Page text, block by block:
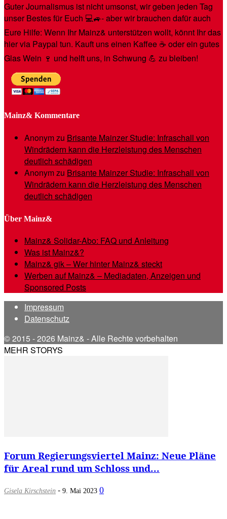
Guter Journalismus ist nicht umsonst, wir geben jeden Tag
unser Bestes für Euch 💻🚙- aber wir brauchen dafür auch
Eure Hilfe: Wenn Ihr Mainz& unterstützen wollt, könnt Ihr das
hier via Paypal tun. Kauft uns einen Kaffee ☕️ oder ein gutes
Glas Wein 🍷 und helft uns, in Schwung 💪 zu bleiben!
Mainz& Kommentare
Anonymzu Brisante Mainzer Studie: Infraschall von
Windrädern kann die Herzleistung des Menschen
deutlich schädigen
Anonymzu Brisante Mainzer Studie: Infraschall von
Windrädern kann die Herzleistung des Menschen
deutlich schädigen
Über Mainz&
Mainz& Solidar-Abo: FAQ und Anleitung
Was ist Mainz&?
Mainz& gik – Wer hinter Mainz& steckt
Werben auf Mainz& – Mediadaten, Anzeigen und
Sponsored Posts
Impressum
Datenschutz
© 2015 - 2026 Mainz& - Alle Rechte vorbehalten
MEHR STORYS
Forum Regierungsviertel Mainz: Neue Pläne
für Areal rund um Schloss und...
Gisela Kirschstein - 9. Mai 2023 0